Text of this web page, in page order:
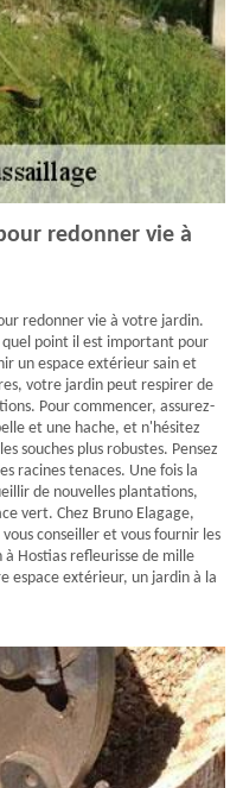
redonner vie à
redonner vie à votre jardin.
quel point il est important pour
un espace extérieur sain et
votre jardin peut respirer de
Pour commencer, assurez-
et une hache, et n'hésitez
souches plus robustes. Pensez
racines tenaces. Une fois la
de nouvelles plantations,
vert. Chez Bruno Elagage,
conseiller et vous fournir les
Hostias refleurisse de mille
espace extérieur, un jardin à la